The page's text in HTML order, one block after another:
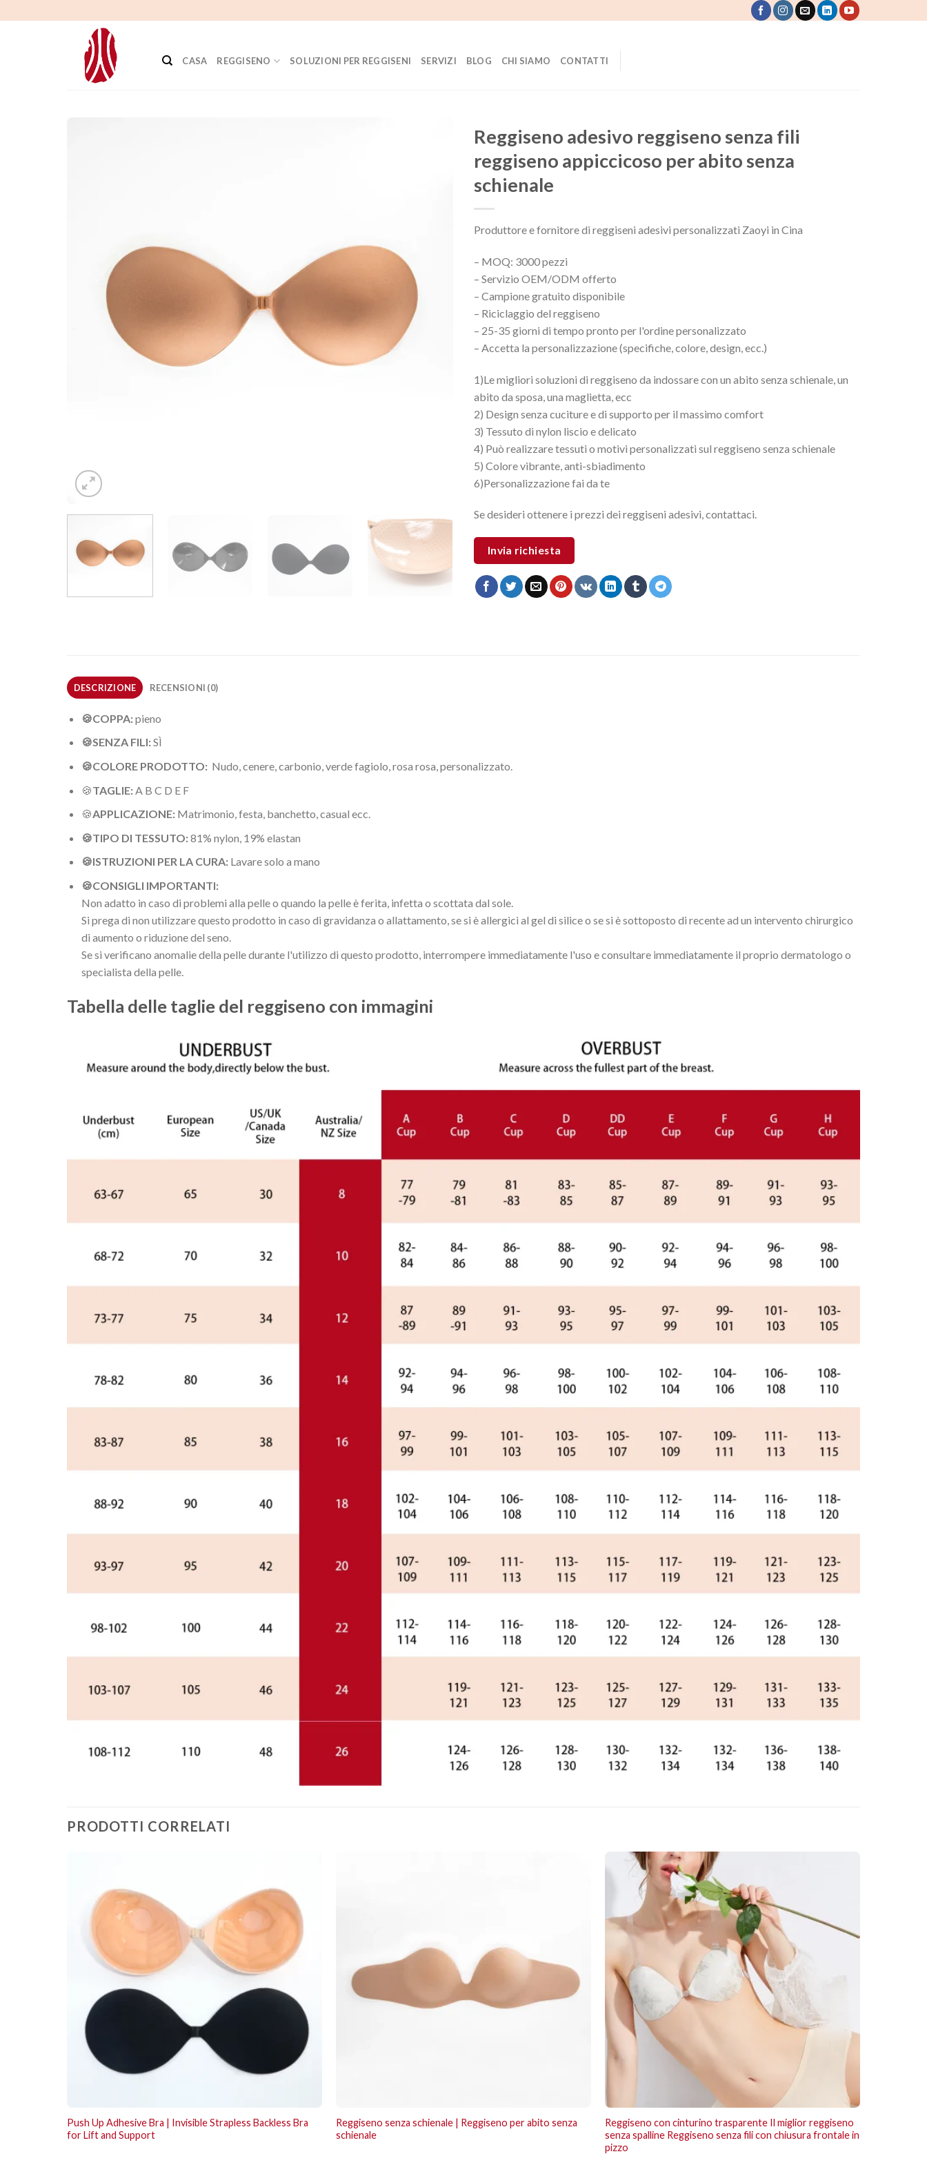
al
CASA REGGISENO SOLUZIONI PER REGGISENI SERVIZI BLOG CHI SIAMO CONTATTI
Reggiseno adesivo reggiseno senza fili
reggiseno appiccicoso per abito senza
schienale
Produttore e fornitore di reggiseni adesivi personalizzati Zaoyi in Cina
– MOQ: 3000 pezzi
– Servizio OEM/ODM offerto
– Campione gratuito disponibile
– Riciclaggio del reggiseno
– 25-35 giorni di tempo pronto per l'ordine personalizzato
– Accetta la personalizzazione (specifiche, colore, design, ecc.)
1)Le migliori soluzioni di reggiseno da indossare con un abito senza schienale, un
abito da sposa, una maglietta, ecc
2) Design senza cuciture e di supporto per il massimo comfort
3) Tessuto di nylon liscio e delicato
4) Può realizzare tessuti o motivi personalizzati sul reggiseno senza schienale
5) Colore vibrante, anti-sbiadimento
6)Personalizzazione fai da te
Se desideri ottenere i prezzi dei reggiseni adesivi, contattaci.
Invia richiesta
DESCRIZIONE RECENSIONI (0)
🍪COPPA:pieno
🍪SENZA FILI:SÌ
🍪COLORE PRODOTTO: Nudo, cenere, carbonio, verde fagiolo, rosa rosa, personalizzato.
🍪TAGLIE:A B C D E F
🍪APPLICAZIONE:Matrimonio, festa, banchetto, casual ecc.
🍪TIPO DI TESSUTO:81% nylon, 19% elastan
🍪ISTRUZIONI PER LA CURA: Lavare solo a mano
🍪CONSIGLI IMPORTANTI:
Non adatto in caso di problemi alla pelle o quando la pelle è ferita, infetta o scottata dal sole.
Si prega di non utilizzare questo prodotto in caso di gravidanza o allattamento, se si è allergici al gel di silice o se si è sottoposto di recente ad un intervento chirurgico
di aumento o riduzione del seno.
Se si verificano anomalie della pelle durante l'utilizzo di questo prodotto, interrompere immediatamente l'uso e consultare immediatamente il proprio dermatologo o
specialista della pelle.
Tabella delle taglie del reggiseno con immagini
PRODOTTI CORRELATI
Push Up Adhesive Bra | Invisible Strapless Backless Bra
for Lift and Support
Reggiseno senza schienale | Reggiseno per abito senza
schienale
Reggiseno con cinturino trasparente Il miglior reggiseno
senza spalline Reggiseno senza fili con chiusura frontale in
pizzo